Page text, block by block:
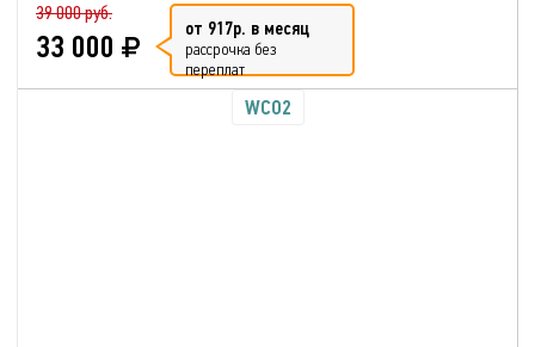
39 000 руб.
33 000 от 917р. в месяц
рассрочка без
переплат
WCO2